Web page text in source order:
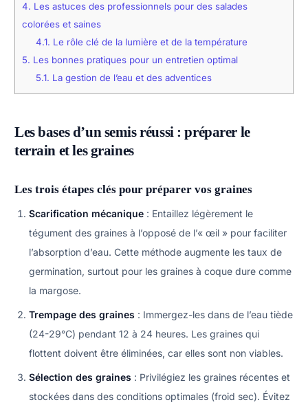
4. Les astuces des professionnels pour des salades
colorées et saines
4.1. Le rôle clé de la lumière et de la température
5. Les bonnes pratiques pour un entretien optimal
5.1. La gestion de l’eau et des adventices
Les bases d’un semis réussi : préparer le
terrain et les graines
Les trois étapes clés pour préparer vos graines
Scarification mécanique : Entaillez légèrement le
tégument des graines à l’opposé de l’« œil » pour faciliter
l’absorption d’eau. Cette méthode augmente les taux de
germination, surtout pour les graines à coque dure comme
la margose.
Trempage des graines : Immergez-les dans de l’eau tiède
(24-29°C) pendant 12 à 24 heures. Les graines qui
flottent doivent être éliminées, car elles sont non viables.
Sélection des graines : Privilégiez les graines récentes et
stockées dans des conditions optimales (froid sec). Évitez